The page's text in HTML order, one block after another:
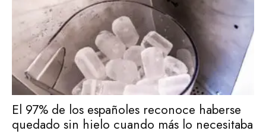
El 97% de los españoles reconoce haberse
quedado sin hielo cuando más lo necesitaba